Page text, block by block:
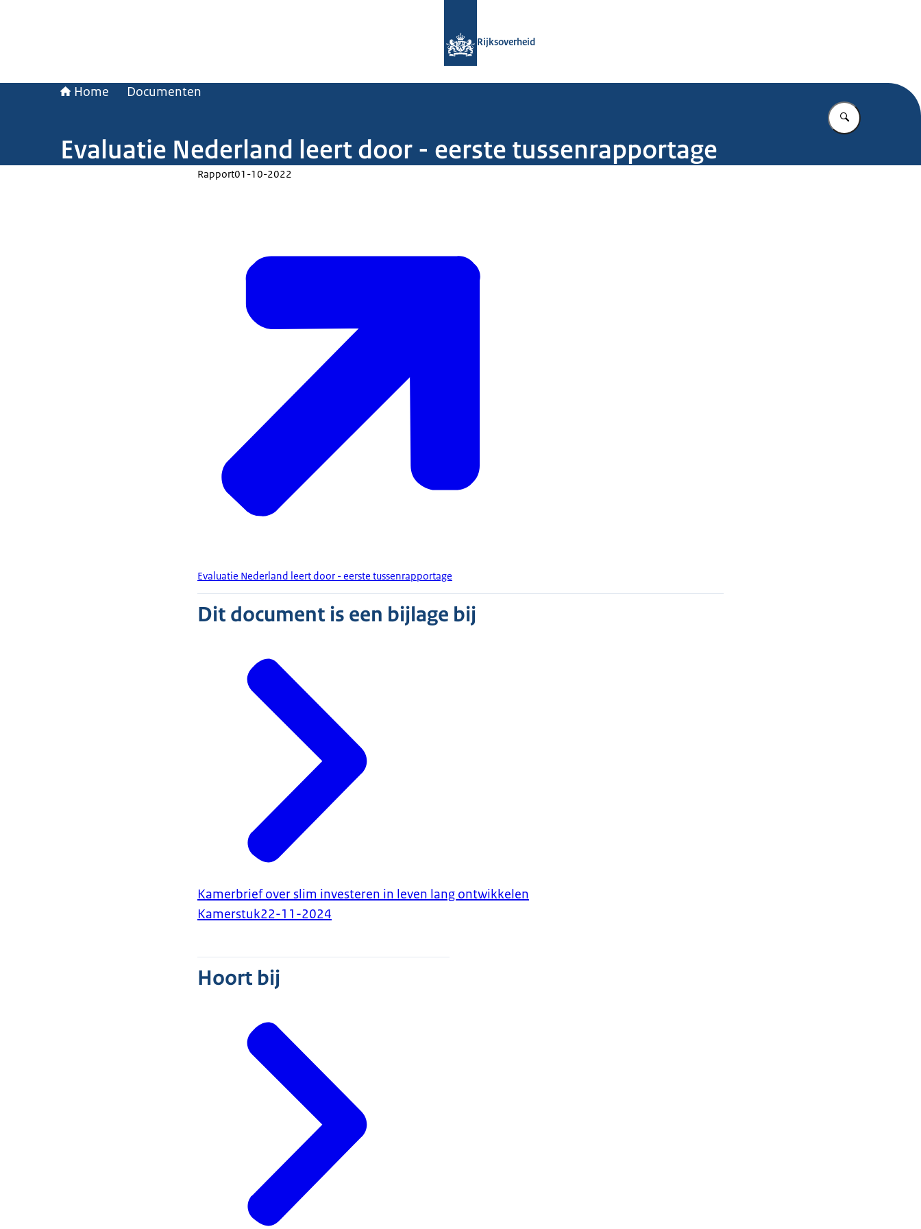
Rijksoverheid
Home Documenten
Vul in wat u
Evaluatie Nederland leert door - eerste tussenrapportage
Rapport01-10-2022
Evaluatie Nederland leert door - eerste tussenrapportage
Dit document is een bijlage bij
Kamerbrief over slim investeren in leven lang ontwikkelen
Kamerstuk22-11-2024
Hoort bij